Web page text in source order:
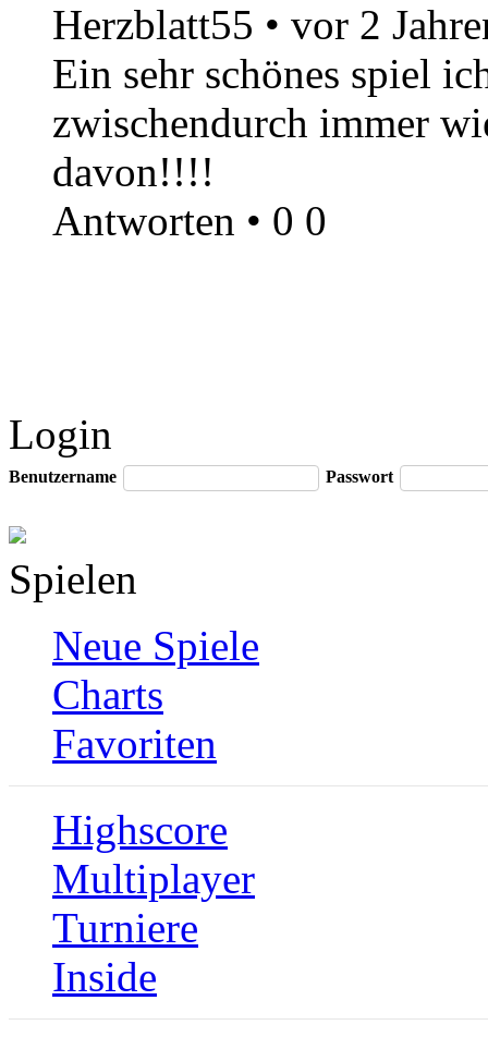
Herzblatt55 • vor 2
Ein sehr schönes spiel
zwischendurch immer
davon!!!!
Antworten • 0 0
Login
Benutzername Passwort
Spielen
Neue Spiele
Charts
Favoriten
Highscore
Multiplayer
Turniere
Inside